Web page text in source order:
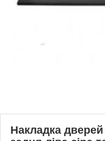
Накладка